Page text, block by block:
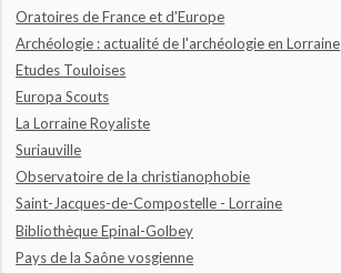
Oratoires de France et d'Europe
Archéologie : actualité de l'archéologie en Lorraine
Etudes Touloises
Europa Scouts
La Lorraine Royaliste
Suriauville
Observatoire de la christianophobie
Saint-Jacques-de-Compostelle - Lorraine
Bibliothèque Epinal-Golbey
Pays de la Saône vosgienne